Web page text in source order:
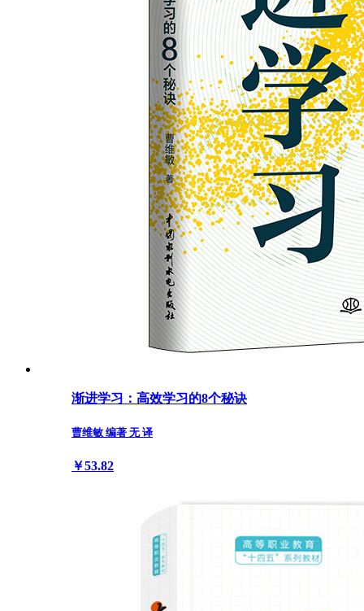
渐进学习：高效学习的8个秘诀
曹维敏 编著 无 译
￥53.82